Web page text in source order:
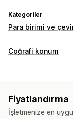
Kategoriler
Para birimi ve
Para birimi
Coğrafi konum
Fiyatlandırma
İşletmenize en